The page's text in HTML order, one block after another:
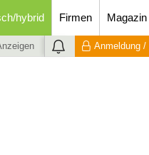
hybrid Firmen Magazin
Anmeldung /